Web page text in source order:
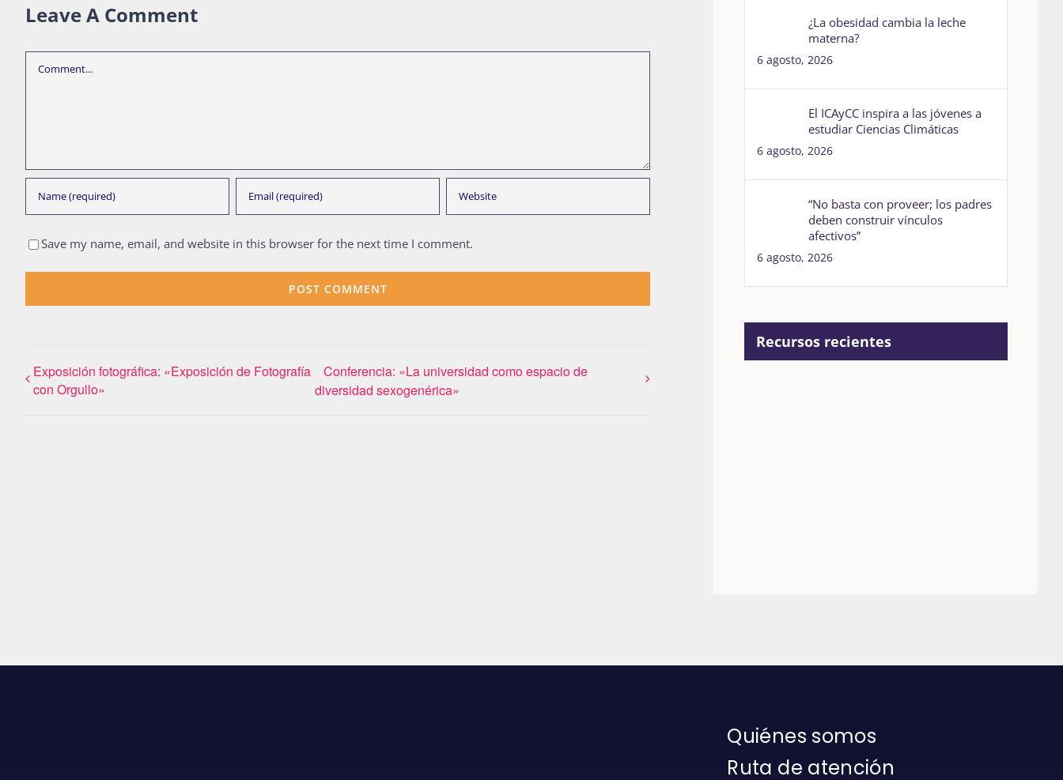
Leave A Comment
Comment
Save my name, email, and website in this browser for the next time I comment.
Exposición fotográfica: «Exposición de Fotografía
con Orgullo»
Conferencia: «La universidad como espacio de
diversidad sexogenérica»
¿La obesidad cambia la leche
materna?
6 agosto, 2026
El ICAyCC inspira a las jóvenes a
estudiar Ciencias Climáticas
6 agosto, 2026
“No basta con proveer; los padres
deben construir vínculos
afectivos”
6 agosto, 2026
Recursos recientes
Quiénes somos
Ruta de atención